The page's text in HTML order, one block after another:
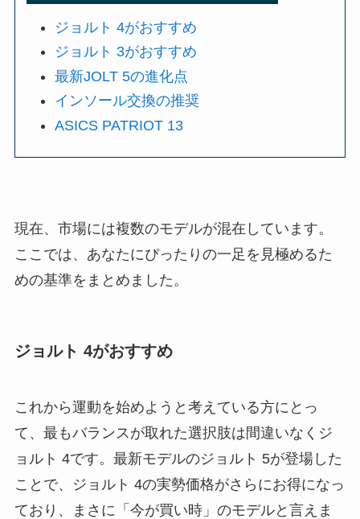
ジョルト 4がおすすめ
ジョルト 3がおすすめ
最新JOLT 5の進化点
インソール交換の推奨
ASICS PATRIOT 13
現在、市場には複数のモデルが混在しています。
ここでは、あなたにぴったりの一足を見極めるた
めの基準をまとめました。
ジョルト 4がおすすめ
これから運動を始めようと考えている方にとっ
て、最もバランスが取れた選択肢は間違いなくジ
ョルト 4です。最新モデルのジョルト 5が登場した
ことで、ジョルト 4の実勢価格がさらにお得になっ
ており、まさに「今が買い時」のモデルと言えま